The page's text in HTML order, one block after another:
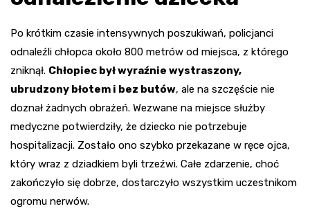
Po krótkim czasie intensywnych poszukiwań, policjanci
odnaleźli chłopca około 800 metrów od miejsca, z którego
zniknął. Chłopiec był wyraźnie wystraszony,
ubrudzony błotem i bez butów, ale na szczęście nie
doznał żadnych obrażeń. Wezwane na miejsce służby
medyczne potwierdziły, że dziecko nie potrzebuje
hospitalizacji. Zostało ono szybko przekazane w ręce ojca,
który wraz z dziadkiem byli trzeźwi. Całe zdarzenie, choć
zakończyło się dobrze, dostarczyło wszystkim uczestnikom
ogromu nerwów.